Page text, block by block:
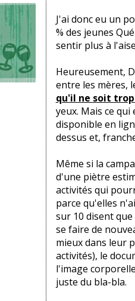
J'ai donc eu un
% des jeunes
sentir plus à
Heureusement,
entre les mères,
qu'il ne soit
yeux. Mais ce
disponible en
dessus et,
Même si la
d'une piètre
activités qui
parce qu'elles
sur 10 disent
se faire de
mieux dans leur
activités), le
l'image
juste du bla-bla.